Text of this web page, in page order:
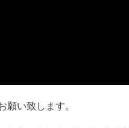
願い致します。